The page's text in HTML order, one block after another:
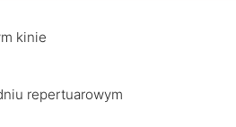
kinie
repertuarowym